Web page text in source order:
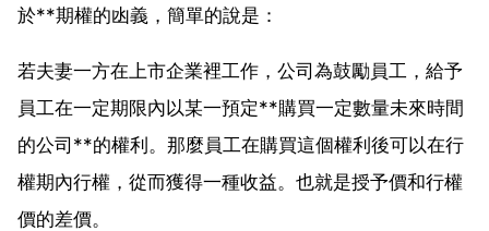
於**期權的凼義，簡單的說是：
若夫妻一方在上市企業裡工作，公司為鼓勵員工，給予
員工在一定期限內以某一預定**購買一定數量未來時間
的公司**的權利。那麼員工在購買這個權利後可以在行
權期內行權，從而獲得一種收益。也就是授予價和行權
價的差價。